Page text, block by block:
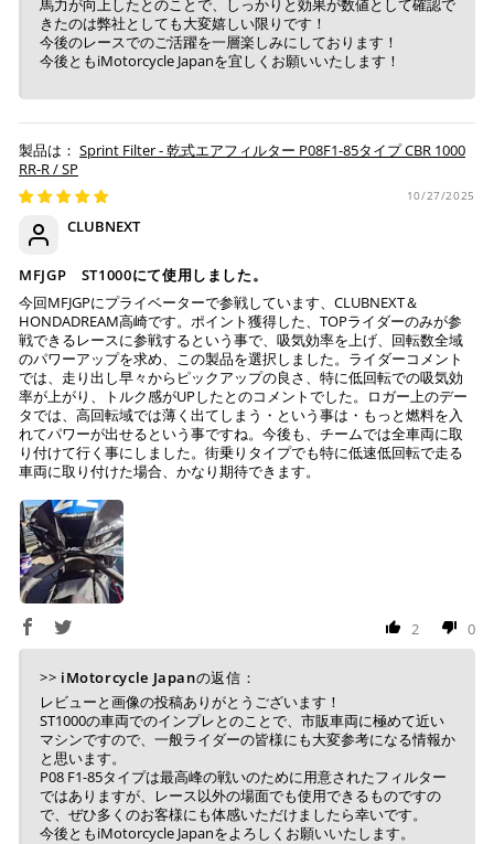
入金確認が取れ次第、商品を手配させて頂きます。
※ お支払期限はご注文日より7日以内とさせて頂いてお
せて頂きます。
※ 振込手数料はご負担ください。
馬力が向上したとのことで、しっかりと効果が数値として確認で
きたのは弊社としても大変嬉しい限りです！
今後のレースでのご活躍を一層楽しみにしております！
今後ともiMotorcycle Japanを宜しくお願いいたします！
Sprint Filter - 乾式エアフィルター P08F1-85タイプ CBR 1000
RR-R / SP
10/27/2025
CLUBNEXT
MFJGP ST1000にて使用しました。
今回MFJGPにプライベーターで参戦しています、CLUBNEXT＆
HONDADREAM高崎です。ポイント獲得した、TOPライダーのみが参
戦できるレースに参戦するという事で、吸気効率を上げ、回転数全域
のパワーアップを求め、この製品を選択しました。ライダーコメント
では、走り出し早々からピックアップの良さ、特に低回転での吸気効
率が上がり、トルク感がUPしたとのコメントでした。ロガー上のデー
タでは、高回転域では薄く出てしまう・という事は・もっと燃料を入
れてパワーが出せるという事ですね。今後も、チームでは全車両に取
り付けて行く事にしました。街乗りタイプでも特に低速低回転で走る
車両に取り付けた場合、かなり期待できます。
2 0
>> iMotorcycle Japanの返信：
レビューと画像の投稿ありがとうございます！
ST1000の車両でのインプレとのことで、市販車両に極めて近い
マシンですので、一般ライダーの皆様にも大変参考になる情報か
と思います。
P08 F1-85タイプは最高峰の戦いのために用意されたフィルター
ではありますが、レース以外の場面でも使用できるものですの
で、ぜひ多くのお客様にも体感いただけましたら幸いです。
今後ともiMotorcycle Japanをよろしくお願いいたします。